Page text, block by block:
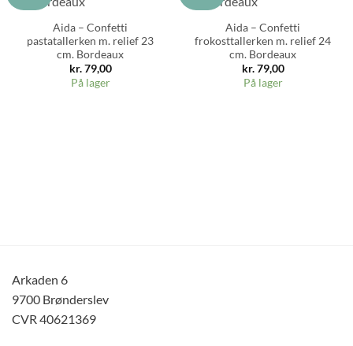
Aida – Confetti
pastatallerken m. relief 23
cm. Bordeaux
kr.79,00
På lager
Aida – Confetti
frokosttallerken m. relief 24
cm. Bordeaux
kr.79,00
På lager
Arkaden 6
9700 Brønderslev
CVR 40621369